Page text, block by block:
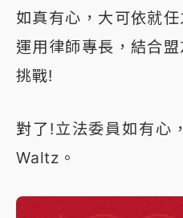
如真有心，大可依就
運用律師專長，結合
挑戰!
對了!立法委員如有心
Waltz。